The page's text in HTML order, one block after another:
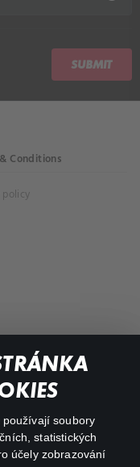
používají soubory
statistických
účely zobrazování
SUBMIT
Conditions
policy